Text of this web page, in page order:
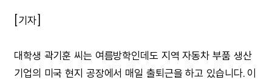
[기자]
대학생 곽기훈 씨는 여름방학인데도 지역 자동차 부품 생산
기업의 미국 현지 공장에서 매일 출퇴근을 하고 있습니다. 이